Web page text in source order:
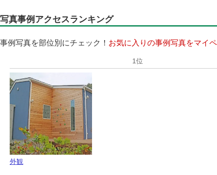
写真事例アクセスランキング
事例写真を部位別にチェック！ お気に入りの事例写真をマイ
外観